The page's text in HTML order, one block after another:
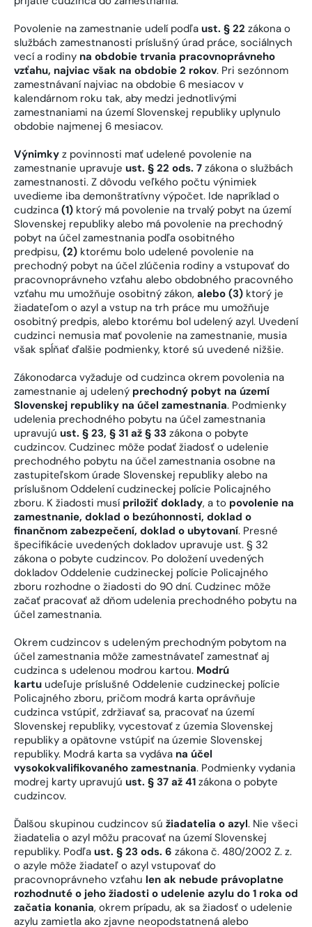
Povolenie na zamestnanie udelí podľa ust. § 22 zákona o
službách zamestnanosti príslušný úrad práce, sociálnych
vecí a rodiny na obdobie trvania pracovnoprávneho
vzťahu, najviac však na obdobie 2 rokov. Pri sezónnom
zamestnávaní najviac na obdobie 6 mesiacov v
kalendárnom roku tak, aby medzi jednotlivými
zamestnaniami na území Slovenskej republiky uplynulo
obdobie najmenej 6 mesiacov.
Výnimky z povinnosti mať udelené povolenie na
zamestnanie upravuje ust. § 22 ods. 7 zákona o službách
zamestnanosti. Z dôvodu veľkého počtu výnimiek
uvedieme iba demonštratívny výpočet. Ide napríklad o
cudzinca (1) ktorý má povolenie na trvalý pobyt na území
Slovenskej republiky alebo má povolenie na prechodný
pobyt na účel zamestnania podľa osobitného
predpisu, (2) ktorému bolo udelené povolenie na
prechodný pobyt na účel zlúčenia rodiny a vstupovať do
pracovnoprávneho vzťahu alebo obdobného pracovného
vzťahu mu umožňuje osobitný zákon, alebo (3) ktorý je
žiadateľom o azyl a vstup na trh práce mu umožňuje
osobitný predpis, alebo ktorému bol udelený azyl. Uvedení
cudzinci nemusia mať povolenie na zamestnanie, musia
však spĺňať ďalšie podmienky, ktoré sú uvedené nižšie.
Zákonodarca vyžaduje od cudzinca okrem povolenia na
zamestnanie aj udelený prechodný pobyt na území
Slovenskej republiky na účel zamestnania. Podmienky
udelenia prechodného pobytu na účel zamestnania
upravujú ust. § 23, § 31 až § 33 zákona o pobyte
cudzincov. Cudzinec môže podať žiadosť o udelenie
prechodného pobytu na účel zamestnania osobne na
zastupiteľskom úrade Slovenskej republiky alebo na
príslušnom Oddelení cudzineckej polície Policajného
zboru. K žiadosti musí priložiť doklady, a to povolenie na
zamestnanie, doklad o bezúhonnosti, doklad o
finančnom zabezpečení, doklad o ubytovaní. Presné
špecifikácie uvedených dokladov upravuje ust. § 32
zákona o pobyte cudzincov. Po doložení uvedených
dokladov Oddelenie cudzineckej polície Policajného
zboru rozhodne o žiadosti do 90 dní. Cudzinec môže
začať pracovať až dňom udelenia prechodného pobytu na
účel zamestnania.
Okrem cudzincov s udeleným prechodným pobytom na
účel zamestnania môže zamestnávateľ zamestnať aj
cudzinca s udelenou modrou kartou. Modrú
kartu udeľuje príslušné Oddelenie cudzineckej polície
Policajného zboru, pričom modrá karta oprávňuje
cudzinca vstúpiť, zdržiavať sa, pracovať na území
Slovenskej republiky, vycestovať z územia Slovenskej
republiky a opätovne vstúpiť na územie Slovenskej
republiky. Modrá karta sa vydáva na účel
vysokokvalifikovaného zamestnania. Podmienky vydania
modrej karty upravujú ust. § 37 až 41 zákona o pobyte
cudzincov.
Ďalšou skupinou cudzincov sú žiadatelia o azyl. Nie všeci
žiadatelia o azyl môžu pracovať na území Slovenskej
republiky. Podľa ust. § 23 ods. 6 zákona č. 480/2002 Z. z.
o azyle môže žiadateľ o azyl vstupovať do
pracovnoprávneho vzťahu len ak nebude právoplatne
rozhodnuté o jeho žiadosti o udelenie azylu do 1 roka od
začatia konania, okrem prípadu, ak sa žiadosť o udelenie
azylu zamietla ako zjavne neopodstatnená alebo